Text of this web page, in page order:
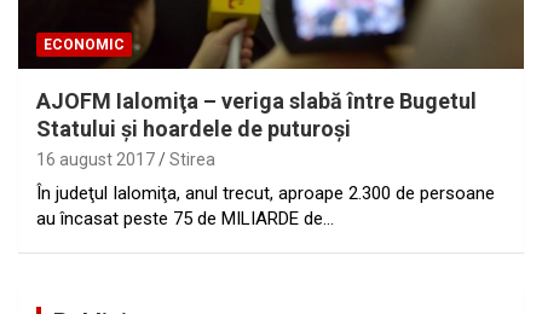
ECONOMIC
AJOFM Ialomiţa – veriga slabă între Bugetul
Statului şi hoardele de puturoşi
16 august 2017 Stirea
În judeţul Ialomiţa, anul trecut, aproape 2.300 de persoane
au încasat peste 75 de MILIARDE de…